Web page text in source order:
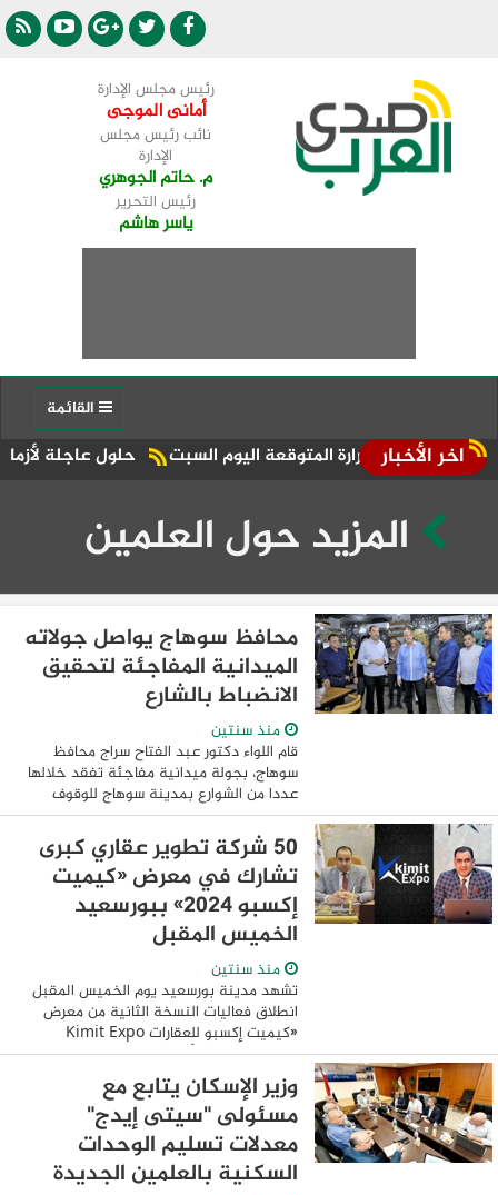
رئيس مجلس الإدارة
أمانى الموجى
نائب رئيس مجلس
الإدارة
م. حاتم الجوهري
رئيس التحرير
ياسر هاشم
اخر الأخبار حلول عاجلة لأزمات الكهرباء المتوقعة اليوم السبت
المزيد حول العلمين
محافظ سوهاج يواصل جولاته
الميدانية المفاجئة لتحقيق
الانضباط بالشارع
منذ سنتين
قام اللواء دكتور عبد الفتاح سراج محافظ
سوهاج، بجولة ميدانية مفاجئة تفقد خلالها
عددا من الشوارع بمدينة سوهاج للوقوف
على مستويات النظافة والإشغالات، ومراجعة
تراخيص المحال التجارية، ومدى جودة
الخدمات ...50 شركة تطوير عقاري كبرى
تشارك في معرض «كيميت
إكسبو 2024» ببورسعيد
الخميس المقبل
منذ سنتين
تشهد مدينة بورسعيد يوم الخميس المقبل
انطلاق فعاليات النسخة الثانية من معرض
«كيميت إكسبو للعقارات Kimit Expo
2024« الذي يعد أكبر معرض عقاري يقام على
شركة ...
وزير الإسكان يتابع مع
مسئولى "سيتى إيدج"
معدلات تسليم الوحدات
السكنية بالعلمين الجديدة